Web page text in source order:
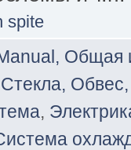
spite
,